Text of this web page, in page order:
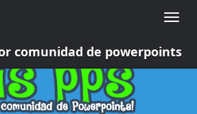
Toggle
comunidad de powerpoints